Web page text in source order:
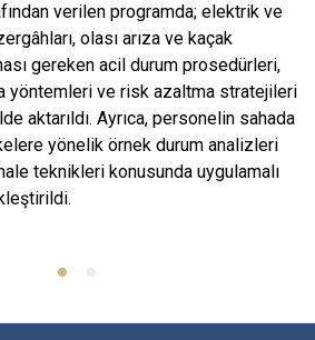
verilen programda; elektrik ve
, olası arıza ve kaçak
gereken acil durum prosedürleri,
yöntemleri ve risk azaltma stratejileri
aktarıldı. Ayrıca, personelin sahada
yönelik örnek durum analizleri
teknikleri konusunda uygulamalı
.